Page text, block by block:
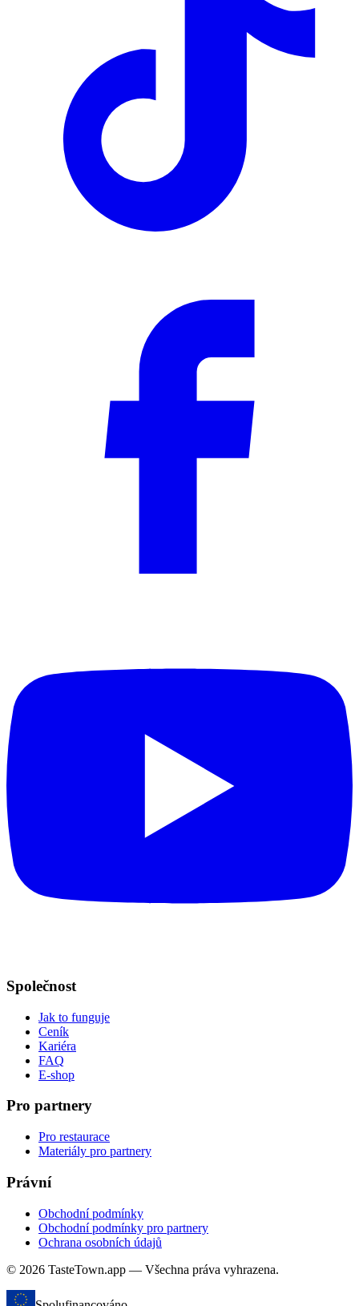
Společnost
Jak to funguje
Ceník
Kariéra
FAQ
E-shop
Pro partnery
Pro restaurace
Materiály pro partnery
Právní
Obchodní podmínky
Obchodní podmínky pro partnery
Ochrana osobních údajů
© 2026 TasteTown.app — Všechna práva vyhrazena.